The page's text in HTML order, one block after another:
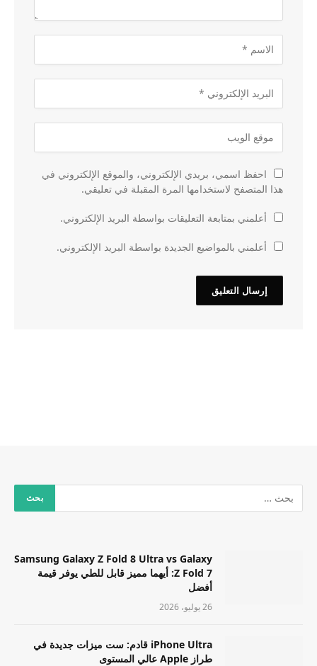
احفظ اسمي، بريدي الإلكتروني، والموقع الإلكتروني في
هذا المتصفح لاستخدامها المرة المقبلة في تعليقي.
أعلمني بمتابعة التعليقات بواسطة البريد الإلكتروني.
أعلمني بالمواضيع الجديدة بواسطة البريد الإلكتروني.
Samsung Galaxy Z Fold 8 Ultra vs Galaxy
Z Fold 7: أيهما مميز قابل للطي يوفر قيمة
أفضل
26 يوليو، 2026
iPhone Ultra قادم: ست ميزات جديدة في
طراز Apple عالي المستوى